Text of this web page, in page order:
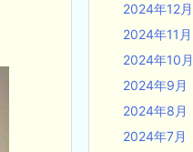
2024年12月
2024年11月
2024年10月
2024年9月
2024年8月
2024年7月